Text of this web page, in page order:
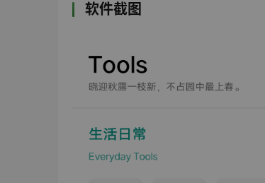
软件截图